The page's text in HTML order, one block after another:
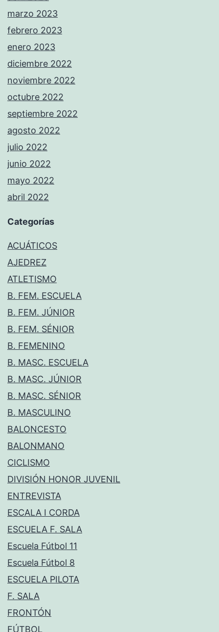
marzo 2023
febrero 2023
enero 2023
diciembre 2022
noviembre 2022
octubre 2022
septiembre 2022
agosto 2022
julio 2022
junio 2022
mayo 2022
abril 2022
Categorías
ACUÁTICOS
AJEDREZ
ATLETISMO
B. FEM. ESCUELA
B. FEM. JÚNIOR
B. FEM. SÉNIOR
B. FEMENINO
B. MASC. ESCUELA
B. MASC. JÚNIOR
B. MASC. SÉNIOR
B. MASCULINO
BALONCESTO
BALONMANO
CICLISMO
DIVISIÓN HONOR JUVENIL
ENTREVISTA
ESCALA I CORDA
ESCUELA F. SALA
Escuela Fútbol 11
Escuela Fútbol 8
ESCUELA PILOTA
F. SALA
FRONTÓN
FÚTBOL